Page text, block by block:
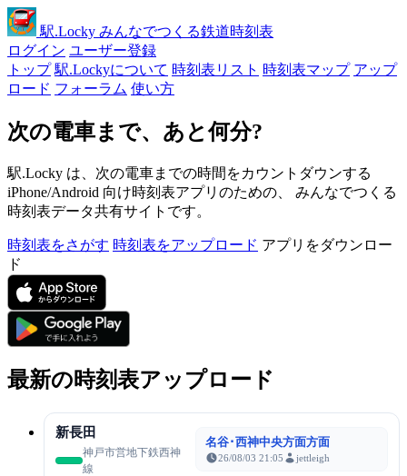
駅.Locky みんなでつくる鉄道時刻表
ログイン ユーザー登録
トップ 駅.Lockyについて 時刻表リスト 時刻表マップ アップ
ロード フォーラム 使い方
次の電車まで、あと何分?
駅.Locky は、次の電車までの時間をカウントダウンする
iPhone/Android 向け時刻表アプリのための、 みんなでつくる
時刻表データ共有サイトです。
時刻表をさがす 時刻表をアップロード アプリをダウンロー
ド
最新の時刻表アップロード
新長田
神戸市営地下鉄西神
線
名谷･西神中央方面方面
26/08/03 21:05 jettleigh